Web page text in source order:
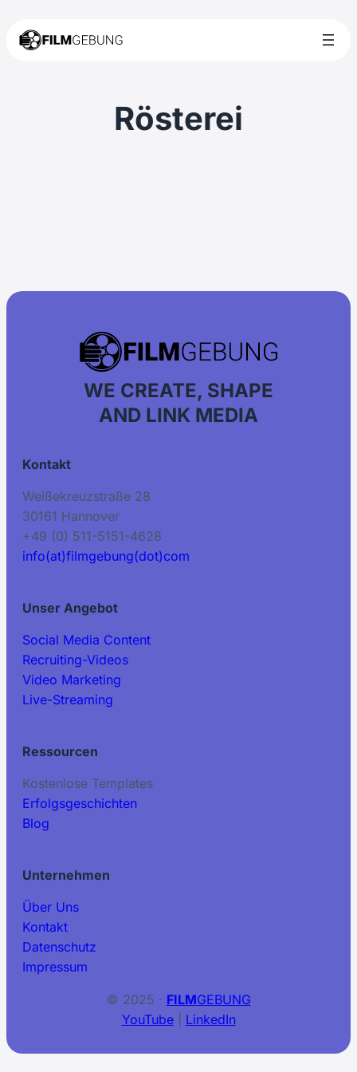
Rösterei
WE CREATE, SHAPE
AND LINK MEDIA
Kontakt
Weißekreuzstraße 28
30161 Hannover
+49 (0) 511-5151-4628
info(at)filmgebung(dot)com
Unser Angebot
Social Media Content
Recruiting-Videos
Video Marketing
Live-Streaming
Ressourcen
Kostenlose Templates
Erfolgsgeschichten
Blog
Unternehmen
Über Uns
Kontakt
Datenschutz
Impressum
© 2025 · FILMGEBUNG
YouTube| LinkedIn